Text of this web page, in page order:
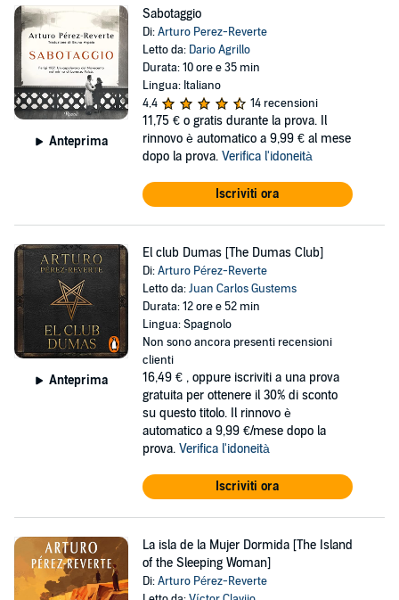
Anteprima
Sabotaggio
Di:Arturo Perez-Reverte
Letto da: Dario Agrillo
Durata: 10 ore e 35 min
Lingua: Italiano
4,4
14 recensioni
11,75 € o gratis durante la prova. Il
rinnovo è automatico a 9,99 € al mese
dopo la prova. Verifica l'idoneità
Iscriviti ora
Anteprima
El club Dumas [The Dumas Club]
Di:Arturo Pérez-Reverte
Letto da:Juan Carlos Gustems
Durata: 12 ore e 52 min
Lingua: Spagnolo
Non sono ancora presenti recensioni
clienti
16,49 € , oppure iscriviti a una prova
gratuita per ottenere il 30% di sconto
su questo titolo. Il rinnovo è
automatico a 9,99 €/mese dopo la
prova. Verifica l'idoneità
Iscriviti ora
La isla de la Mujer Dormida [The Island
of the Sleeping Woman]
Di:Arturo Pérez-Reverte